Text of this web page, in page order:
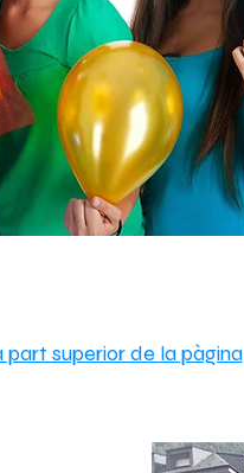
part superior de la pàgina